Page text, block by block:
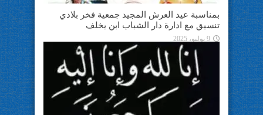
بمناسبة عيد العرش المجيد جمعية فخر بلادي
تنسيق مع ادارة دار الشباب ابن يخلف
9 يوليو، 2025